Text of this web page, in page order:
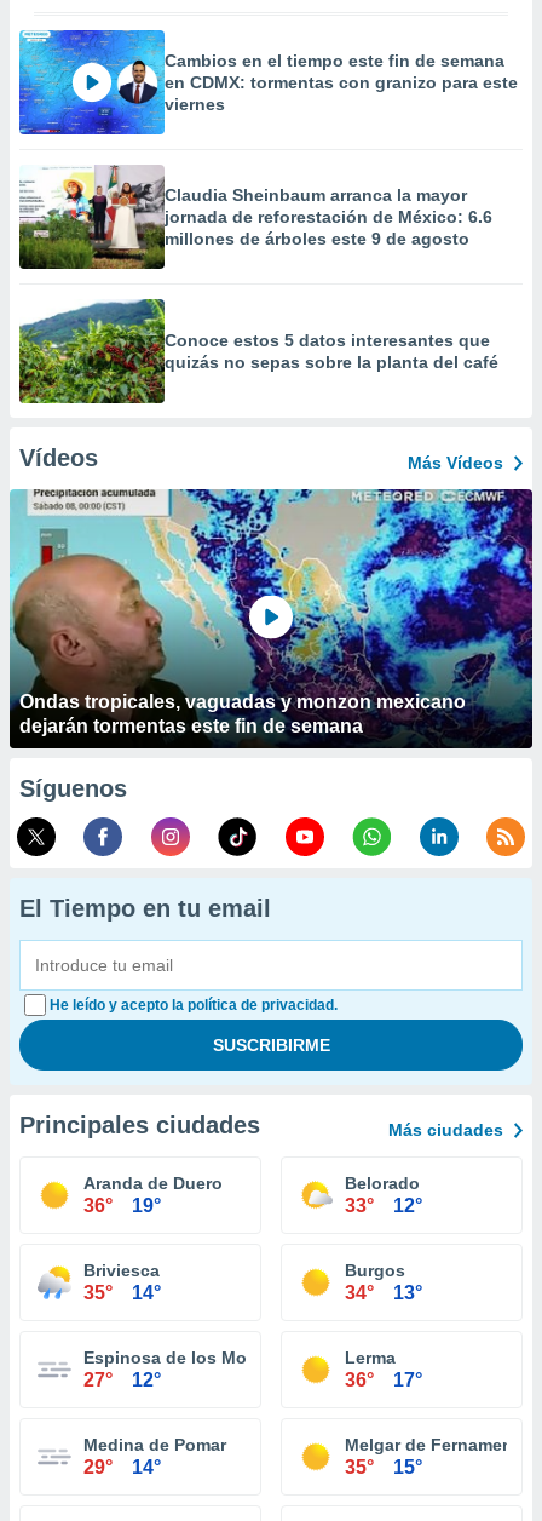
Cambios en el tiempo este fin de semana
en CDMX: tormentas con granizo para este
viernes
Claudia Sheinbaum arranca la mayor
jornada de reforestación de México: 6.6
millones de árboles este 9 de agosto
Conoce estos 5 datos interesantes que
quizás no sepas sobre la planta del café
Vídeos Más Vídeos
Ondas tropicales, vaguadas y monzon mexicano
dejarán tormentas este fin de semana
Síguenos
El Tiempo en tu email
He leído y acepto la política de privacidad.
Principales ciudades Más ciudades
Aranda de Duero
36° 19°
Belorado
33° 12°
Briviesca
35° 14°
Burgos
34° 13°
Espinosa de los Monteros
27° 12°
Lerma
36° 17°
Medina de Pomar
29° 14°
Melgar de Fernamental
35° 15°